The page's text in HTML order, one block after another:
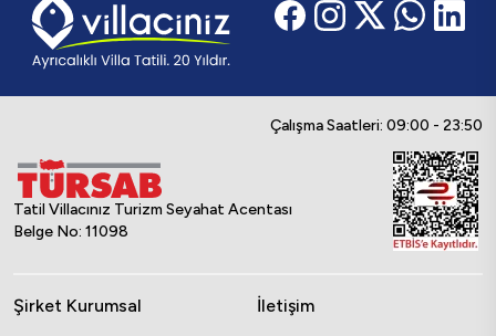
Çalışma Saatleri: 09:00 - 23:50
Tatil Villacınız Turizm Seyahat Acentası
Belge No: 11098
Şirket Kurumsal İletişim